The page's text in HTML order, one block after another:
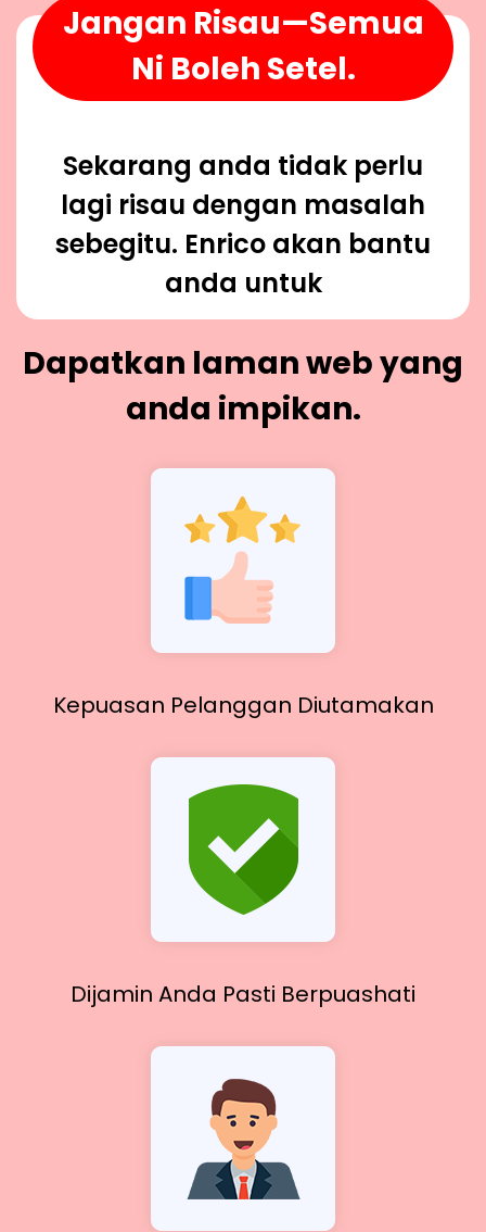
Jangan Risau—Semua
Ni Boleh Setel.
Sekarang anda tidak perlu
lagi risau dengan masalah
sebegitu. Enrico akan bantu
anda untuk
Dapatkan laman web yang
anda impikan.
Kepuasan Pelanggan Diutamakan
Dijamin Anda Pasti Berpuashati